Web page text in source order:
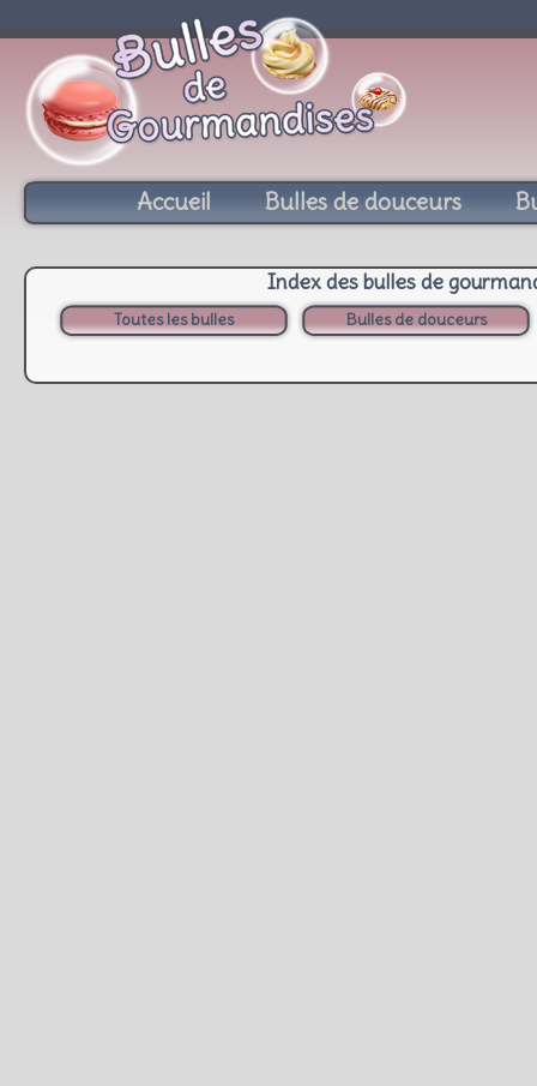
Accueil Bulles de douceurs
Index des bulles de
Toutes les bulles Bulles de douceurs